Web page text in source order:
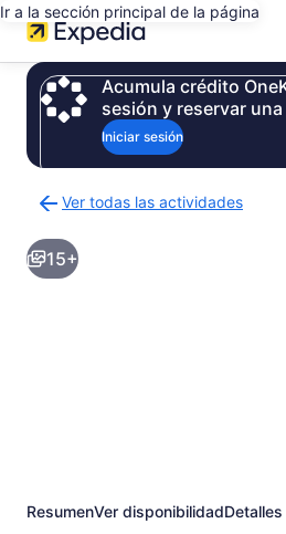
Ir a la sección principal de la página
Acumula crédito
sesión y reservar
Iniciar sesión
Ver todas las actividades
a
la
página
15+
ResumenVer disponibilidad